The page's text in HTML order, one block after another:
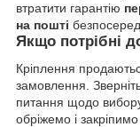
втратити гарантію
на пошті
Якщо потрібні
Кріплення
замовлення.
питання щодо
обріжемо і